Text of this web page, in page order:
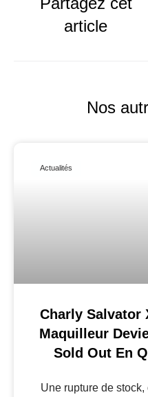
article
Nos
Actualités
Charly Salvator
Maquilleur
Sold Out En
Une rupture de